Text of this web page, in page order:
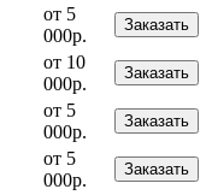
от 5
000р.
Заказать
от 10
000р.
Заказать
от 5
000р.
Заказать
от 5
000р.
Заказать